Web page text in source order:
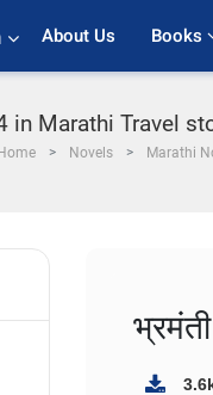
About Us Books
Marathi Travel
Home Novels Marathi